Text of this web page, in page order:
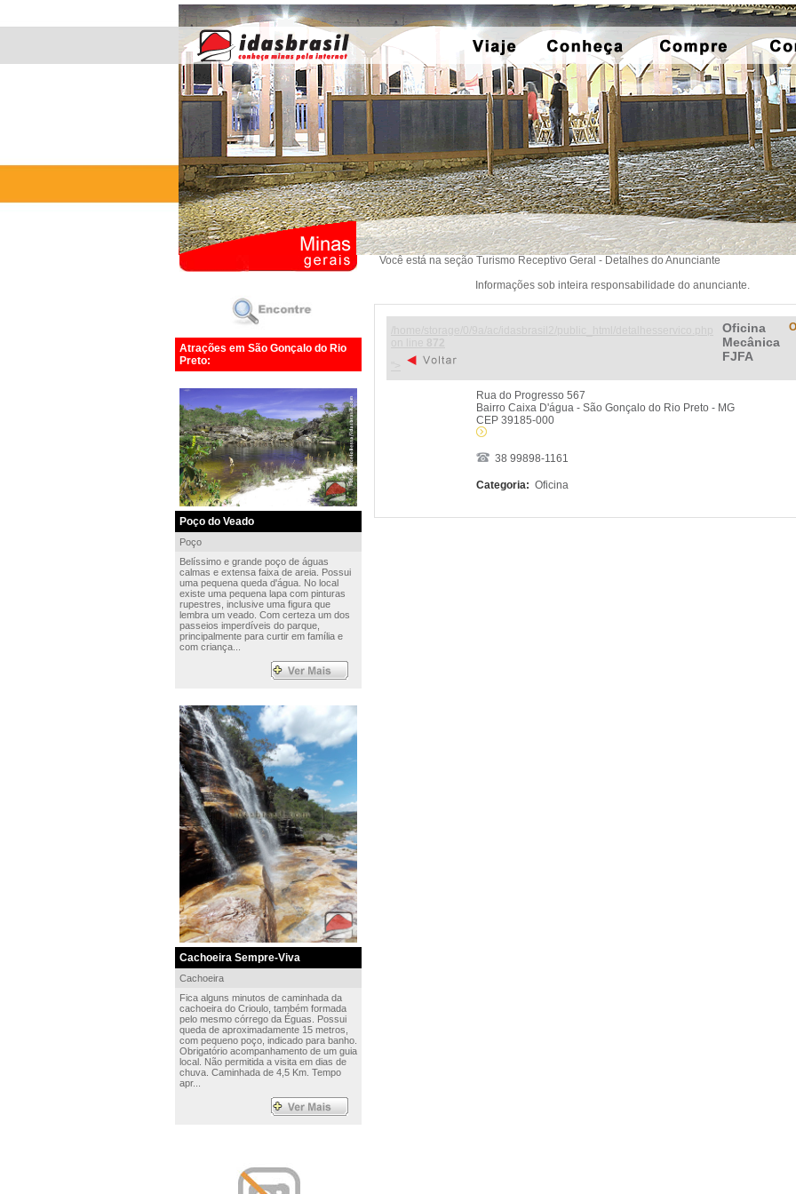
Atrações em São Gonçalo do Rio
Preto:
Poço do Veado
Poço
Belíssimo e grande poço de águas
calmas e extensa faixa de areia. Possui
uma pequena queda d'água. No local
existe uma pequena lapa com pinturas
rupestres, inclusive uma figura que
lembra um veado. Com certeza um dos
passeios imperdíveis do parque,
principalmente para curtir em família e
com criança...
Cachoeira Sempre-Viva
Cachoeira
Fica alguns minutos de caminhada da
cachoeira do Crioulo, também formada
pelo mesmo córrego da Éguas. Possui
queda de aproximadamente 15 metros,
com pequeno poço, indicado para banho.
Obrigatório acompanhamento de um guia
local. Não permitida a visita em dias de
chuva. Caminhada de 4,5 Km. Tempo
apr...
Você está na seção Turismo Receptivo Geral - Detalhes do Anunciante
Informações sob inteira responsabilidade do anunciante.
Oficina
Mecânica
FJFA
Rua do Progresso 567
Bairro Caixa D'água - São Gonçalo do Rio Preto - MG
CEP 39185-000
38 99898-1161
Categoria: Oficina